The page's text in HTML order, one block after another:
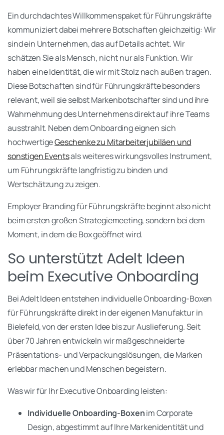
Ein durchdachtes Willkommenspaket für Führungskräfte
kommuniziert dabei mehrere Botschaften gleichzeitig: Wir
sind ein Unternehmen, das auf Details achtet. Wir
schätzen Sie als Mensch, nicht nur als Funktion. Wir
haben eine Identität, die wir mit Stolz nach außen tragen.
Diese Botschaften sind für Führungskräfte besonders
relevant, weil sie selbst Markenbotschafter sind und ihre
Wahrnehmung des Unternehmens direkt auf ihre Teams
ausstrahlt. Neben dem Onboarding eignen sich
hochwertigeGeschenke zu Mitarbeiterjubiläen und
sonstigen Eventsals weiteres wirkungsvolles Instrument,
um Führungskräfte langfristig zu binden und
Wertschätzung zu zeigen.
Employer Branding für Führungskräfte beginnt also nicht
beim ersten großen Strategiemeeting, sondern bei dem
Moment, in dem die Box geöffnet wird.
So unterstützt Adelt Ideen
beim Executive Onboarding
Bei Adelt Ideen entstehen individuelle Onboarding-Boxen
für Führungskräfte direkt in der eigenen Manufaktur in
Bielefeld, von der ersten Idee bis zur Auslieferung. Seit
über 70 Jahren entwickeln wir maßgeschneiderte
Präsentations- und Verpackungslösungen, die Marken
erlebbar machen und Menschen begeistern.
Was wir für Ihr Executive Onboarding leisten:
Individuelle Onboarding-Boxenim Corporate
Design, abgestimmt auf Ihre Markenidentität und